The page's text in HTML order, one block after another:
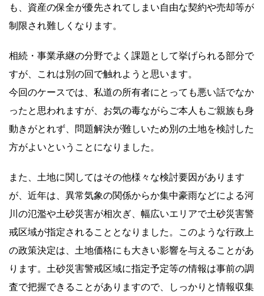
も、資産の保全が優先されてしまい自由な契約や売却等が
制限され難しくなります。
相続・事業承継の分野でよく課題として挙げられる部分で
すが、これは別の回で触れようと思います。
今回のケースでは、私道の所有者にとっても悪い話でなか
ったと思われますが、お気の毒ながらご本人もご親族も身
動きがとれず、問題解決が難しいため別の土地を検討した
方がよいということになりました。
また、土地に関してはその他様々な検討要因があります
が、近年は、異常気象の関係からか集中豪雨などによる河
川の氾濫や土砂災害が相次ぎ、幅広いエリアで土砂災害警
戒区域が指定されることとなりました。このような行政上
の政策決定は、土地価格にも大きい影響を与えることがあ
ります。土砂災害警戒区域に指定予定等の情報は事前の調
査で把握できることがありますので、しっかりと情報収集